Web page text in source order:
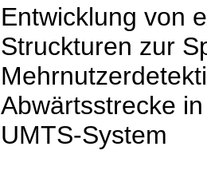
Entwicklung von
Struckturen zur
Abwärtsstrecke
UMTS-System